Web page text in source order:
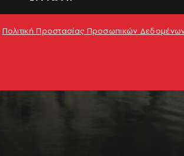
Πολιτική Προστασίας Προσωπικών